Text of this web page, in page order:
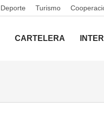
Deporte Turismo
CARTELERA